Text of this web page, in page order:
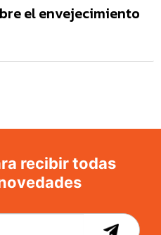
el envejecimiento
recibir todas